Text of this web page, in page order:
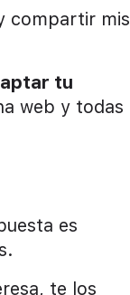
compartir mis
tu
web y todas
es
te los